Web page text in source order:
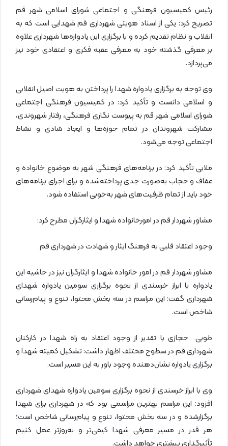
رئیس کمیسیون فرهنگی و اجتماعی شورای اسلامی شهر قم
تصریح کرد: یکی از اسناد هویتی شهرداری قم شهدایی است که به
انقلاب و نظام تقدیم کرده و با برگزاری این یادواره‌ها شهرداری علاوه
بر معرفی گذشته خود به معرفی عقبه فکری و اعتقادی خود نیز
می‌پردازد.
وی توجه به برگزاری یادواره شهدا را پرداختن به هویت اصیل انقلابی
و اسلامی دانست و تأکید کرد: در کمیسیون فرهنگی اجتماعی
شورای اسلامی شهر قم به پیوست نگاری فرهنگی، رفتار شهروندی،
مشارکت شهروندان در تمام حوزه‌ها و ایجاد شادی و نشاط
اجتماعی توجه می‌شود.
ملایی تأکید کرد: در برنامه‌های فرهنگی شهر به موضوع خانواده و
عفاف و حجاب به‌صورت جدی پرداخته‌شده و برای اجرای برنامه‌های
خود باید از تمام ظرفیت‌های شهر به‌خوبی استفاده شود.
مشاور شهردار قم در امورخانواده شهدا و ایثارگران مطرح کرد:
وجود اعتقاد قلبی به فرهنگ ایثار و شهادت در شهرداری قم
مشاور شهردار قم در امور خانواده شهدا و ایثارگران نیز در حاشیه این
یادواره با ابراز خرسندی از نحوه برگزاری سومین یادواره شهدای
شهرداری گفت: این مراسم در سه بخش محتوا، تنوع و پیام‌رسانی
شاخص است.
طوبی حجازی با تقدیر از وجود اعتقاد به راه شهدا در کارکنان
شهرداری قم در سطوح مختلف اظهار داشت: تشکیل کمیته شهدا و
برگزاری یادواره نشان‌دهنده وجود باور به این مسیر است.
وی با ابراز خرسندی از نحوه برگزاری سومین یادواره شهدای شهرداری
افزود: این مراسم بهترین مراسمی بود که در شهرداری برای شهدا
برگزارشده و در سه بخش محتوا، تنوع و پیام‌رسانی شاخص است؛
هر قدر در مسیر معرفی شهدا کیفی‌تر و به‌روزتر عمل کنیم